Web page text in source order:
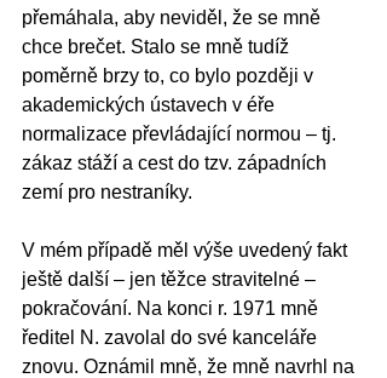
přemáhala, aby neviděl, že se mně
chce brečet. Stalo se mně tudíž
poměrně brzy to, co bylo později v
akademických ústavech v éře
normalizace převládající normou – tj.
zákaz stáží a cest do tzv. západních
zemí pro nestraníky.
V mém případě měl výše uvedený fakt
ještě další – jen těžce stravitelné –
pokračování. Na konci r. 1971 mně
ředitel N. zavolal do své kanceláře
znovu. Oznámil mně, že mně navrhl na